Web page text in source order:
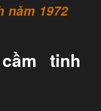
năm 1972
tinh